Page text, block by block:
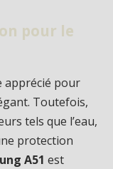
pour le
apprécié pour
Toutefois,
tels que l’eau,
protection
A51 est